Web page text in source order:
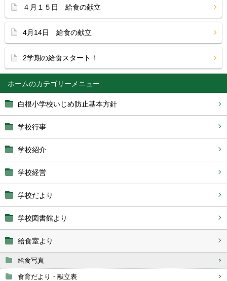
ホーム
白根小学校いじめ防止基本方針
学校行事
学校紹介
学校経営
学校だより
学校図書館より
給食室より
給食写真
食育だより・献立表
４月１５日 給食の献立
4月14日 給食の献立
2学期の給食スタート！